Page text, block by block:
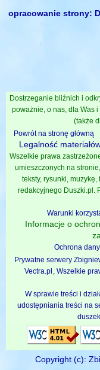
opracowanie strony:
Dostrzeganie bliźnich i
poważnie, o nas, dla Was
(także
Powrót na stronę główną
Legalność
Wszelkie prawa
umieszczonych na
teksty, rysunki, muzykę,
redakcyjnego Duszki.pl.
Warunki
Informacje o
Ochrona
Prywatne serwery
Vectra.pl , Wszelkie
W sprawie treści i
udostępniania treści na
Copyright (c):